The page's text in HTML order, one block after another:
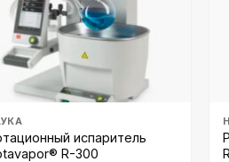
испаритель
R-300